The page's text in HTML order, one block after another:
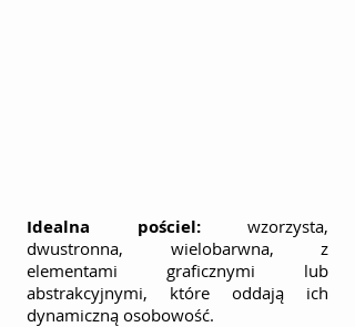
Idealna pościel: wzorzysta,
dwustronna, wielobarwna, z
elementami graficznymi lub
abstrakcyjnymi, które oddają ich
dynamiczną osobowość.